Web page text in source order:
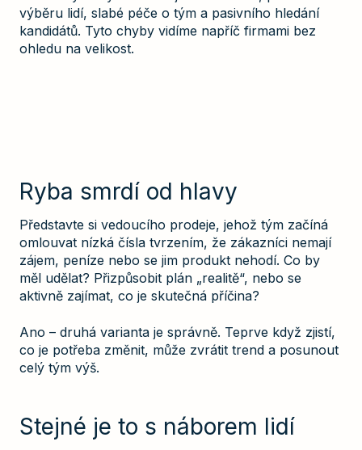
výběru lidí, slabé péče o tým a pasivního hledání
kandidátů. Tyto chyby vidíme napříč firmami bez
ohledu na velikost.
Ryba smrdí od hlavy
Představte si vedoucího prodeje, jehož tým začíná
omlouvat nízká čísla tvrzením, že zákazníci nemají
zájem, peníze nebo se jim produkt nehodí. Co by
měl udělat? Přizpůsobit plán „realitě“, nebo se
aktivně zajímat, co je skutečná příčina?
Ano – druhá varianta je správně. Teprve když zjistí,
co je potřeba změnit, může zvrátit trend a posunout
celý tým výš.
Stejné je to s náborem lidí